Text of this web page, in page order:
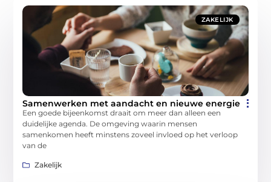
ZAKELIJK
Samenwerken met aandacht en nieuwe energie
Een goede bijeenkomst draait om meer dan alleen een
duidelijke agenda. De omgeving waarin mensen
samenkomen heeft minstens zoveel invloed op het verloop
van de
Zakelijk